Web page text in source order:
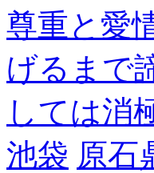
尊重と愛
げるまで
しては消
池袋 原石